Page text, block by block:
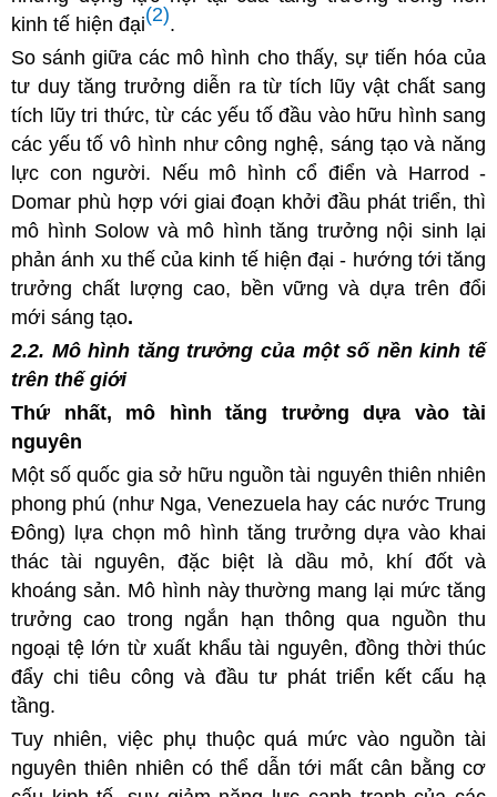
kinh tế hiện đại(2).
So sánh giữa các mô hình cho thấy, sự tiến hóa của
tư duy tăng trưởng diễn ra từ tích lũy vật chất sang
tích lũy tri thức, từ các yếu tố đầu vào hữu hình sang
các yếu tố vô hình như công nghệ, sáng tạo và năng
lực con người. Nếu mô hình cổ điển và Harrod -
Domar phù hợp với giai đoạn khởi đầu phát triển, thì
mô hình Solow và mô hình tăng trưởng nội sinh lại
phản ánh xu thế của kinh tế hiện đại - hướng tới tăng
trưởng chất lượng cao, bền vững và dựa trên đổi
mới sáng tạo.
2.2. Mô hình tăng trưởng của một số nền kinh tế
trên thế giới
Thứ nhất, mô hình tăng trưởng dựa vào tài
nguyên
Một số quốc gia sở hữu nguồn tài nguyên thiên nhiên
phong phú (như Nga, Venezuela hay các nước Trung
Đông) lựa chọn mô hình tăng trưởng dựa vào khai
thác tài nguyên, đặc biệt là dầu mỏ, khí đốt và
khoáng sản. Mô hình này thường mang lại mức tăng
trưởng cao trong ngắn hạn thông qua nguồn thu
ngoại tệ lớn từ xuất khẩu tài nguyên, đồng thời thúc
đẩy chi tiêu công và đầu tư phát triển kết cấu hạ
tầng.
Tuy nhiên, việc phụ thuộc quá mức vào nguồn tài
nguyên thiên nhiên có thể dẫn tới mất cân bằng cơ